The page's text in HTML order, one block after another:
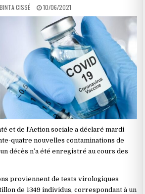
BINTA CISSÉ 10/06/2021
et de l’Action sociale a déclaré mardi
quatre nouvelles contaminations de
décès n’a été enregistré au cours des
proviennent de tests virologiques
de 1349 individus, correspondant à un